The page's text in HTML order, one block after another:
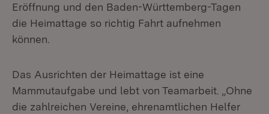
Eröffnung und den Baden-Württemberg-Tagen
die Heimattage so richtig Fahrt aufnehmen
können.
Das Ausrichten der Heimattage ist eine
Mammutaufgabe und lebt von Teamarbeit. „Ohne
die zahlreichen Vereine, ehrenamtlichen Helfer